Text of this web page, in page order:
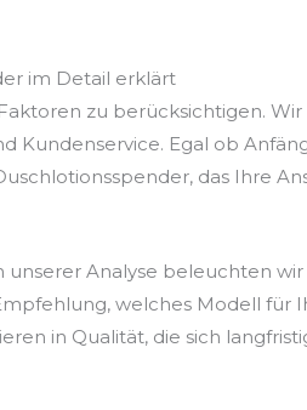
im Detail erklärt
zu berücksichtigen.
Kundenservice. Egal ob
das Ihre
Analyse beleuchten
welches Modell für
in Qualität, die sich